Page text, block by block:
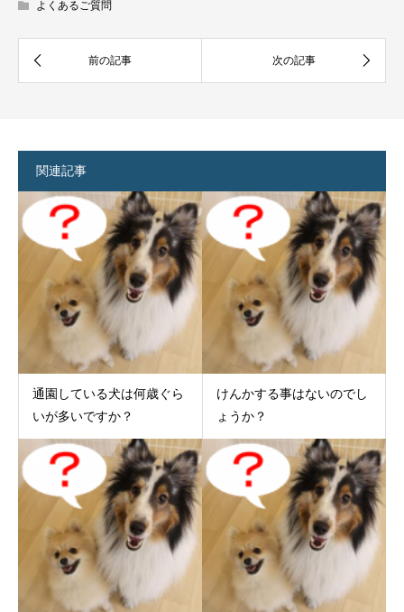
よくあるご質問
関連記事
通園している犬は何歳ぐら
いが多いですか？
けんかする事はないのでし
ょうか？